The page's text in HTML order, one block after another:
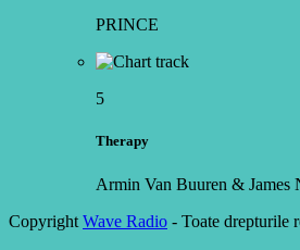
PRINCE
5
Therapy
Armin Van Buuren & James
Copyright Wave Radio - Toate drepturile